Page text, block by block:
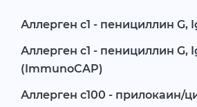
Аллерген c1 - пенициллин G,
Аллерген c1 - пенициллин G,
(ImmunoCAP)
Аллерген c100 - прилокаин/